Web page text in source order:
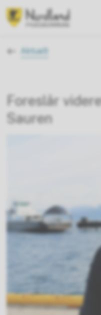
Du er her:
Aktuelt
Foreslår
Sauren